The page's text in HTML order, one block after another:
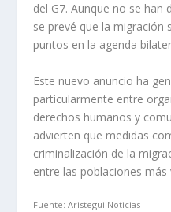
del G7. Aunque no se
se prevé que la migración
puntos en la agenda
Este nuevo anuncio ha
particularmente entre
derechos humanos y
advierten que medidas
criminalización de la
entre las poblaciones más
Fuente: Aristegui Noticias